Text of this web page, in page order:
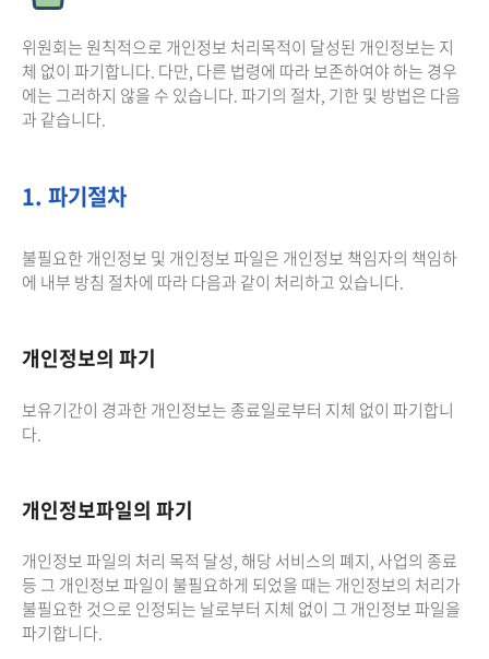
위원회는 원칙적으로 개인정보 처리목적이 달성된 개인정보는 지
체 없이 파기합니다. 다만, 다른 법령에 따라 보존하여야 하는 경우
에는 그러하지 않을 수 있습니다. 파기의 절차, 기한 및 방법은 다음
과 같습니다.
1. 파기절차
불필요한 개인정보 및 개인정보 파일은 개인정보 책임자의 책임하
에 내부 방침 절차에 따라 다음과 같이 처리하고 있습니다.
개인정보의 파기
보유기간이 경과한 개인정보는 종료일로부터 지체 없이 파기합니
다.
개인정보파일의 파기
개인정보 파일의 처리 목적 달성, 해당 서비스의 폐지, 사업의 종료
등 그 개인정보 파일이 불필요하게 되었을 때는 개인정보의 처리가
불필요한 것으로 인정되는 날로부터 지체 없이 그 개인정보 파일을
파기합니다.